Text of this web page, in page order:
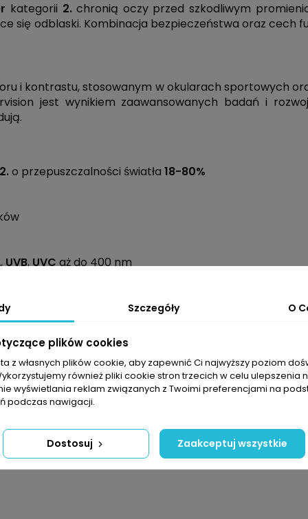
kategorii 2.chronią oczy przed szkodliwym
się odblaski. Kombinacja bezpieczeństwa oraz cech
i kontrastu, stosowanym w okularach sportowych
jest wynikiem zaawansowanych badań i
2.o przepuszczalności światła 18-80%
,UVB,UVCaż do 400 nm
Szczegóły O
plików cookies
z własnych plików cookie, aby zapewnić Ci najwyższy poziom
również pliki cookie stron trzecich w celu ulepszenia
wyświetlania reklam związanych z Twoimi preferencjami na
podczas nawigacji.
Dostosuj Zaakceptuj wszystkie